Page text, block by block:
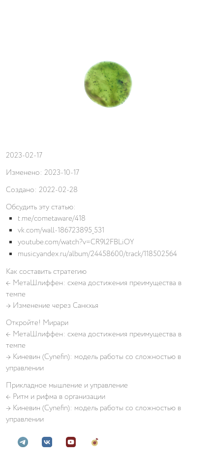
2023-02-17
Изменено: 2023-10-17
Создано: 2022-02-28
Обсудить эту статью:
t.me/cometaware/418
vk.com/wall-186723895_531
youtube.com/watch?v=CR9l2FBLiOY
music.yandex.ru/album/24458600/track/118502564
Как составить стратегию
← МетаШлиффен: схема достижения преимущества в
темпе
→ Изменение через Санкхья
Откройте! Мирари
← МетаШлиффен: схема достижения преимущества в
темпе
→ Киневин (Cynefin): модель работы со сложностью в
управлении
Прикладное мышление и управление
← Ритм и рифма в организации
→ Киневин (Cynefin): модель работы со сложностью в
управлении